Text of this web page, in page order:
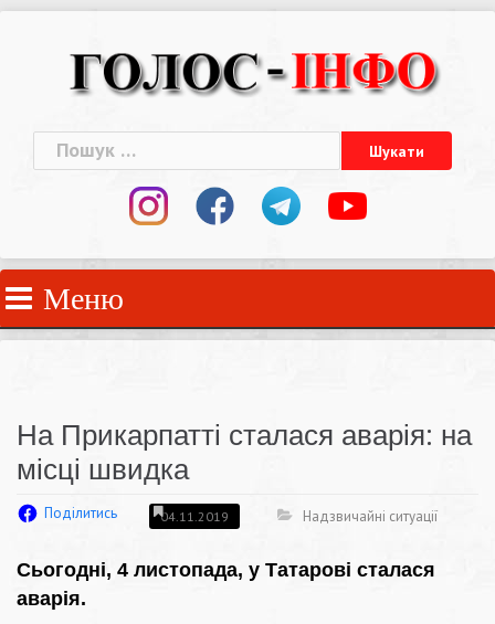
Пошук:
Меню
На Прикарпатті сталася аварія: на
місці швидка
Поділитись 04.11.2019 Надзвичайні ситуації
Сьогодні, 4 листопада, у Татарові сталася
аварія.